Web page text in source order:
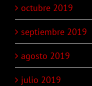
octubre 2019
septiembre 2019
agosto 2019
julio 2019